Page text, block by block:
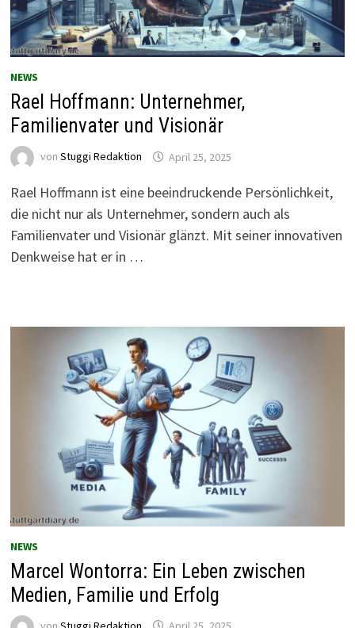
NEWS
Rael Hoffmann: Unternehmer,
Familienvater und Visionär
von Stuggi Redaktion April 25, 2025
Rael Hoffmann ist eine beeindruckende Persönlichkeit,
die nicht nur als Unternehmer, sondern auch als
Familienvater und Visionär glänzt. Mit seiner innovativen
Denkweise hat er in …
NEWS
Marcel Wontorra: Ein Leben zwischen
Medien, Familie und Erfolg